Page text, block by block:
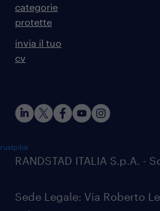
categorie
protette
invia il tuo
cv
RANDSTAD ITALIA S.p.A. -
Sede Legale: Via Roberto